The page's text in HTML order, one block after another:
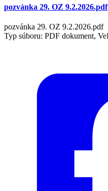
pozvánka 29. OZ 9.2.2026.pdf
pozvánka 29. OZ 9.2.2026.pdf
Typ súboru: PDF dokument,